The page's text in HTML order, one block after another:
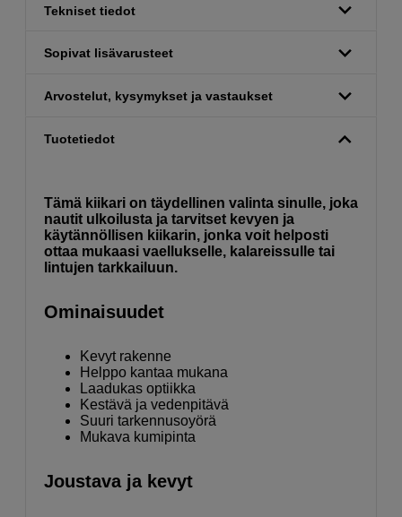
Tekniset tiedot
Sopivat lisävarusteet
Arvostelut, kysymykset ja vastaukset
Tuotetiedot
Tämä kiikari on täydellinen valinta sinulle, joka
nautit ulkoilusta ja tarvitset kevyen ja
käytännöllisen kiikarin, jonka voit helposti
ottaa mukaasi vaellukselle, kalareissulle tai
lintujen tarkkailuun.
Ominaisuudet
Kevyt rakenne
Helppo kantaa mukana
Laadukas optiikka
Kestävä ja vedenpitävä
Suuri tarkennusoyörä
Mukava kumipinta
Joustava ja kevyt